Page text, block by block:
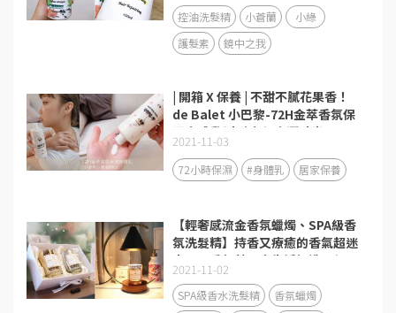
控油洗髮精 小蒼蘭
小綠
護髮素
鏡中之我
| 開箱 X 保養 | 不甜不膩花果香！
de Balet 小巴黎-72H金萃香氛保
濕身體乳(小金粉)-青澀時光
2021-11-03
72小時保濕 #身體乳 居家保養
【輕奢感流金香氛蠟燭、SPA級香
氛洗髮精】持香又療癒的香氣超迷
人，用香氛替居家生活打造更舒服
的療癒空間！
2021-11-02
SPA級香水洗髮精
香氛蠟燭